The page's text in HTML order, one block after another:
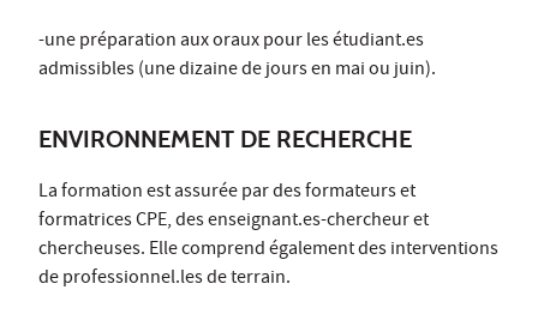
-une préparation aux oraux pour les étudiant.es
admissibles (une dizaine de jours en mai ou juin).
ENVIRONNEMENT DE RECHERCHE
La formation est assurée par des formateurs et
formatrices CPE, des enseignant.es-chercheur et
chercheuses. Elle comprend également des interventions
de professionnel.les de terrain.